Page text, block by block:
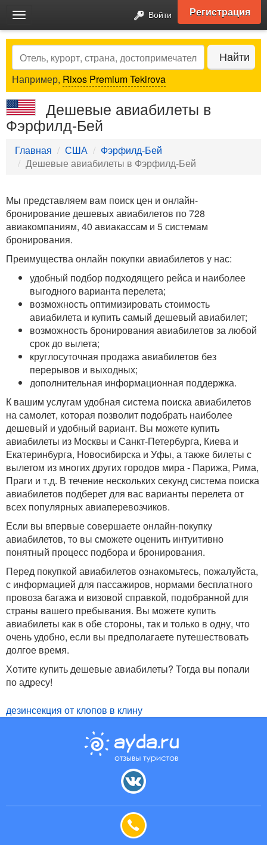
Toggle
navigation
Войти Регистрация
Search Найти
Например, Rixos Premium Tekirova
Дешевые авиабилеты в
Фэрфилд-Бей
Главная США
Фэрфилд-Бей
Дешевые авиабилеты в Фэрфилд-Бей
Мы представляем вам поиск цен и онлайн-
бронирование дешевых авиабилетов по 728
авиакомпаниям, 40 авиакассам и 5 системам
бронирования.
Преимущества онлайн покупки авиабилетов у нас:
удобный подбор подходящего рейса и наиболее
выгодного варианта перелета;
возможность оптимизировать стоимость
авиабилета и купить самый дешевый авиабилет;
возможность бронирования авиабилетов за любой
срок до вылета;
круглосуточная продажа авиабилетов без
перерывов и выходных;
дополнительная информационная поддержка.
К вашим услугам удобная система поиска авиабилетов
на самолет, которая позволит подобрать наиболее
дешевый и удобный вариант. Вы можете купить
авиабилеты из Москвы и Санкт-Петербурга, Киева и
Екатеринбурга, Новосибирска и Уфы, а также билеты с
вылетом из многих других городов мира - Парижа, Рима,
Праги и т.д. В течение нескольких секунд система поиска
авиабилетов подберет для вас варианты перелета от
всех популярных авиаперевозчиков.
Если вы впервые совершаете онлайн-покупку
авиабилетов, то вы сможете оценить интуитивно
понятный процесс подбора и бронирования.
Перед покупкой авиабилетов ознакомьтесь, пожалуйста,
с информацией для пассажиров, нормами бесплатного
провоза багажа и визовой справкой, подобранной для
страны вашего пребывания. Вы можете купить
авиабилеты как в обе стороны, так и только в одну, что
очень удобно, если вы предполагаете путешествовать
долгое время.
Хотите купить дешевые авиабилеты? Тогда вы попали
по адресу!
дезинсекция от клопов в клину